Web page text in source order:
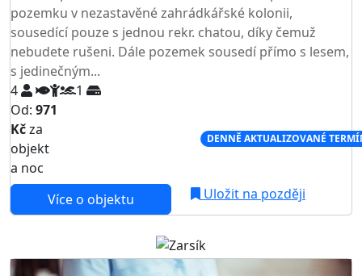
pozemku v nezastavěné zahrádkářské kolonii,
sousedící pouze s jednou rekr. chatou, díky čemuž
nebudete rušeni. Dále pozemek sousedí přímo s lesem,
s jedinečným...
4
1
Od: 971
Kčza
objekt
a noc
DENNĚ AKTUALIZOVANÉ
Více o objektu Uložit na později